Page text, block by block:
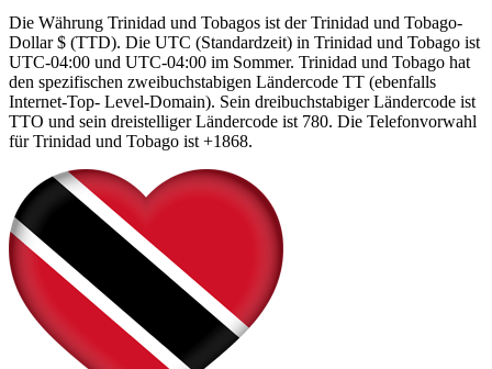
Die Währung Trinidad und Tobagos ist der Trinidad und Tobago-
Dollar $ (TTD). Die UTC (Standardzeit) in Trinidad und Tobago ist
UTC-04:00 und UTC-04:00 im Sommer. Trinidad und Tobago hat
den spezifischen zweibuchstabigen Ländercode TT (ebenfalls
Internet-Top- Level-Domain). Sein dreibuchstabiger Ländercode ist
TTO und sein dreistelliger Ländercode ist 780. Die Telefonvorwahl
für Trinidad und Tobago ist +1868.